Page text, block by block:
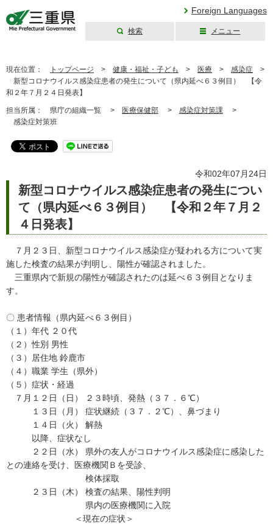
Foreign Languages
検索 メニュー
現在位置： トップページ > 健康・福祉・子ども > 医療 > 感染症 >
新型コロナウイルス感染症患者の発生について（県内延べ６３例目） 【令
和２年７月２４日発表】
担当所属： 県庁の組織一覧 > 医療保健部 > 感染症対策課 >
感染症対策班
令和02年07月24日
新型コロナウイルス感染症患者の発生につい
て（県内延べ６３例目） 【令和２年７月２
４日発表】
７月２３日、新型コロナウイルス感染症が疑われる方について実
施した検査の結果が判明し、陽性が確認されました。
三重県内で新規の陽性が確認されたのは延べ６３例目となりま
す。
〇 患者情報（県内延べ６３例目）
（１）年代 ２０代
（２）性別 男性
（３）居住地 鈴鹿市
（４）職業 学生（県外）
（５）症状・経過
７月１２日（日） ２３時頃、発熱（３７．６℃）
１３日（月） 症状継続（３７．２℃）、鼻づまり
１４日（火） 解熱
以降、症状なし
２２日（水） 県外の友人がコロナウイルス感染症に感染した
との連絡を受け、医療機関Ｂを受診、
検体採取
２３日（木） 検査の結果、陽性判明
県内の医療機関に入院
＜現在の症状＞